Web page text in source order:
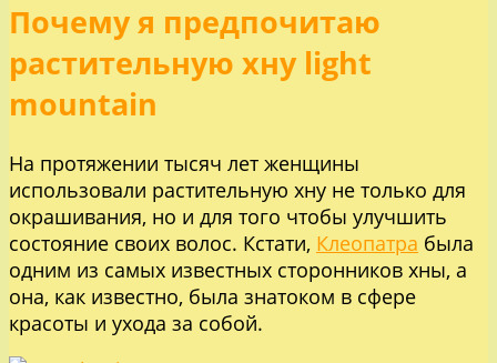
Почему я предпочитаю
растительную хну light
mountain
На протяжении тысяч лет женщины
использовали растительную хну не только для
окрашивания, но и для того чтобы улучшить
состояние своих волос. Кстати, Клеопатра была
одним из самых известных сторонников хны, а
она, как известно, была знатоком в сфере
красоты и ухода за собой.